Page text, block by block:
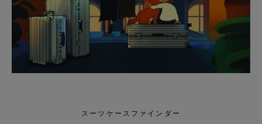
スーツケースファインダー